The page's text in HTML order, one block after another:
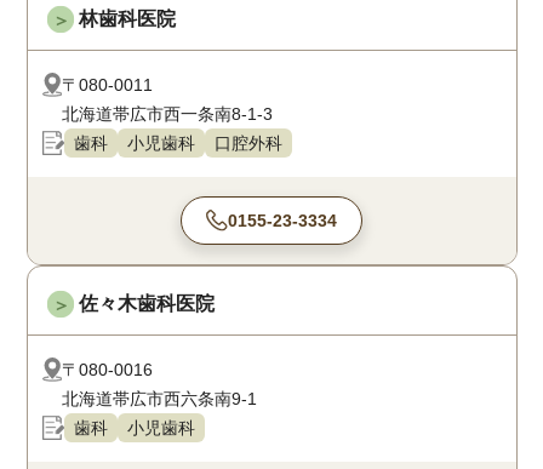
＞ 林歯科医院
〒080-0011
北海道帯広市西一条南8-1-3
歯科
小児歯科 口腔外科
0155-23-3334
＞ 佐々木歯科医院
〒080-0016
北海道帯広市西六条南9-1
歯科
小児歯科